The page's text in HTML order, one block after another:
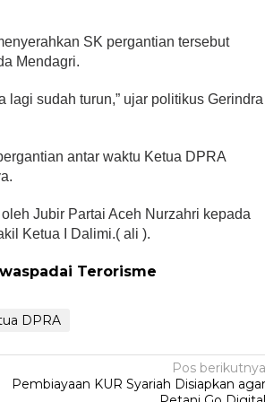
SK pergantian tersebut
Mendagri.
lagi sudah turun,” ujar politikus Gerindra
antar waktu Ketua DPRA
Jubir Partai Aceh Nurzahri kepada
Ketua I Dalimi.( ali ).
Terorisme
DPRA
Pos berikutnya
Pembiayaan KUR Syariah Disiapkan agar